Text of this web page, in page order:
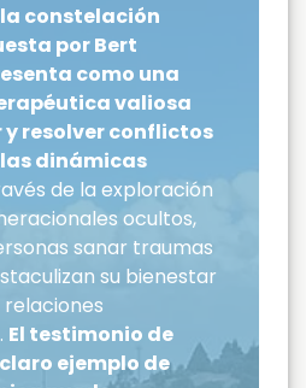
constelación
por Bert
como una
valiosa
resolver conflictos
dinámicas
de la exploración
ocultos,
sanar traumas
su bienestar
El testimonio de
ejemplo de